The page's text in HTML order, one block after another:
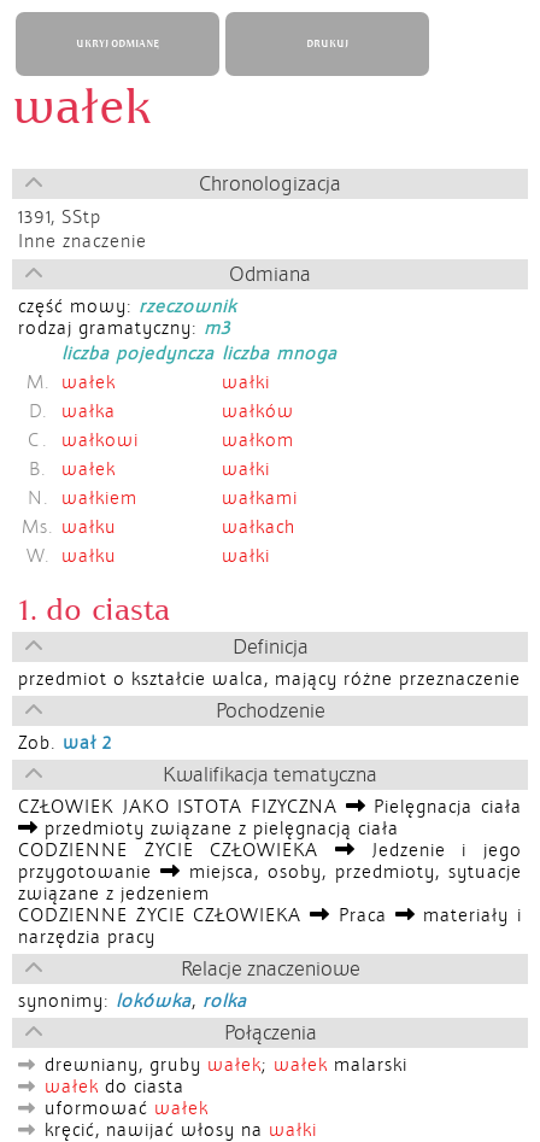
UKRYJ ODMIANĘ DRUKUJ
wałek
Chronologizacja
1391, SStp
Inne znaczenie
Odmiana
część mowy: rzeczownik
rodzaj gramatyczny: m3
liczba pojedyncza liczba mnoga
M.
wałek
wałki
D.
wałka
wałków
C.
wałkowi
wałkom
B.
wałek
wałki
N.
wałkiem
wałkami
Ms. wałku
wałkach
W.
wałku wałki
1. do ciasta
Definicja
przedmiot o kształcie walca, mający różne przeznaczenie
Pochodzenie
Zob. wał 2
Kwalifikacja tematyczna
CZŁOWIEK JAKO ISTOTA FIZYCZNA
Pielęgnacja ciała
przedmioty związane z pielęgnacją ciała
CODZIENNE ŻYCIE CZŁOWIEKA
Jedzenie i jego
przygotowanie
miejsca, osoby, przedmioty, sytuacje
związane z jedzeniem
CODZIENNE ŻYCIE CZŁOWIEKA
Praca
materiały i
narzędzia pracy
Relacje znaczeniowe
synonimy: lokówka, rolka
Połączenia
drewniany, gruby wałek; wałek malarski
wałek do ciasta
uformować wałek
kręcić, nawijać włosy na wałki